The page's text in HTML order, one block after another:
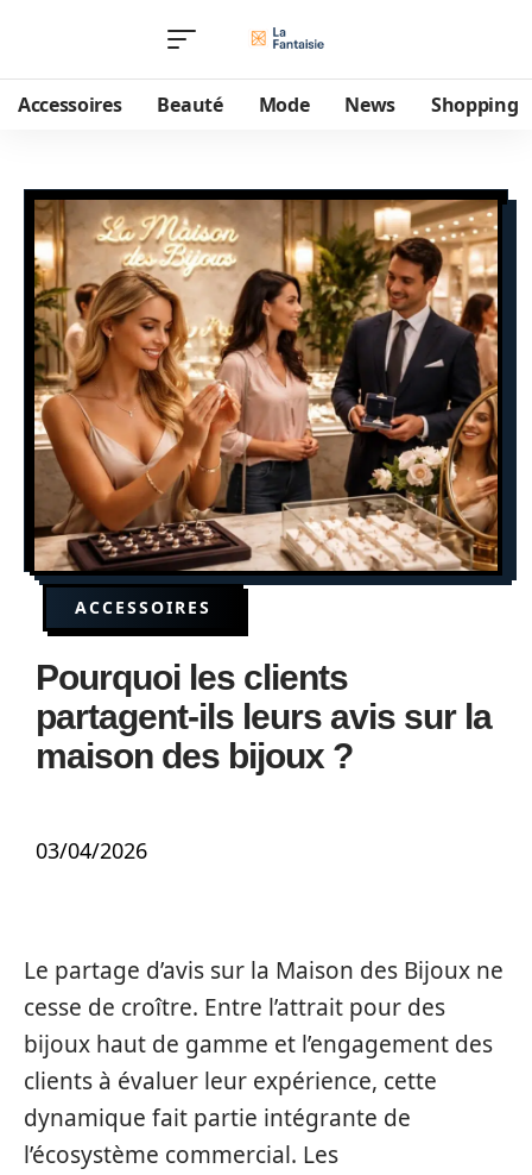
Accessoires Beauté Mode News Shopping
ACCESSOIRES
Pourquoi les clients
partagent-ils leurs avis sur la
maison des bijoux ?
03/04/2026
Le partage d’avis sur la Maison des Bijoux ne
cesse de croître. Entre l’attrait pour des
bijoux haut de gamme et l’engagement des
clients à évaluer leur expérience, cette
dynamique fait partie intégrante de
l’écosystème commercial. Les